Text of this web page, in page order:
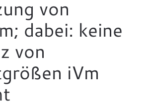
von
dabei: keine
von
iVm